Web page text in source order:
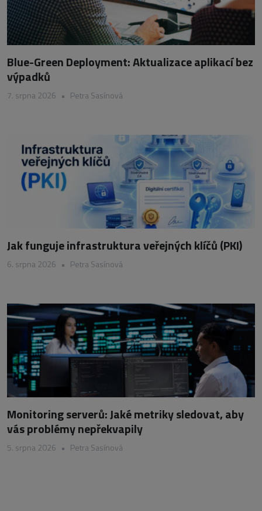
Blue-Green Deployment: Aktualizace aplikací bez
výpadků
7. srpna 2026 • Petra Sasínová
Jak funguje infrastruktura veřejných klíčů (PKI)
6. srpna 2026 • Petra Sasínová
Monitoring serverů: Jaké metriky sledovat, aby
vás problémy nepřekvapily
5. srpna 2026 • Petra Sasínová